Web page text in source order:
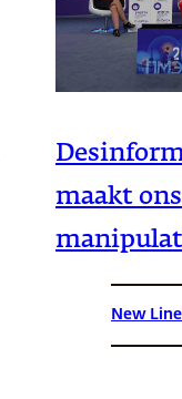
maakt
New